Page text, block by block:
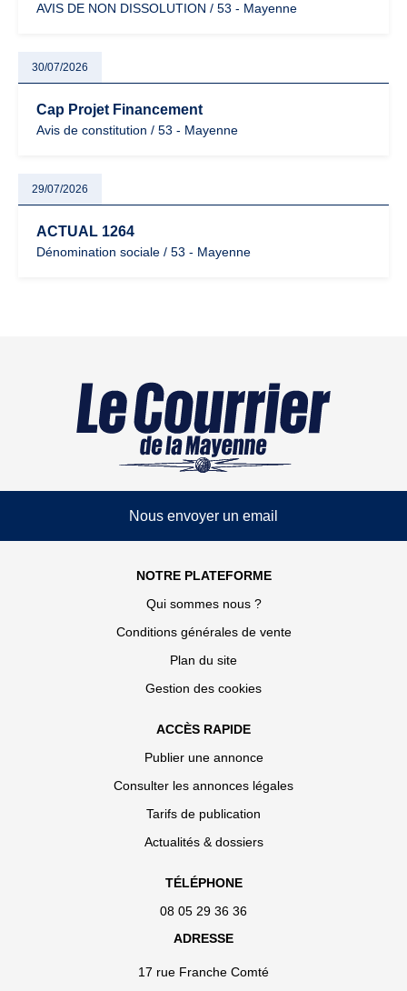
AVIS DE NON DISSOLUTION / 53 - Mayenne
30/07/2026
Cap Projet Financement
Avis de constitution / 53 - Mayenne
29/07/2026
ACTUAL 1264
Dénomination sociale / 53 - Mayenne
Nous envoyer un email
NOTRE PLATEFORME
Qui sommes nous ?
Conditions générales de vente
Plan du site
Gestion des cookies
ACCÈS RAPIDE
Publier une annonce
Consulter les annonces légales
Tarifs de publication
Actualités & dossiers
TÉLÉPHONE
08 05 29 36 36
ADRESSE
17 rue Franche Comté